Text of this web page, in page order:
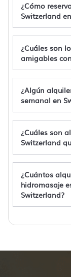
¿Cómo
Switzerland
¿Cuáles son
amigables
Great
Ackaert
esquiar
¿Algún
semanal en
¿Cuáles son
Switzerland
¿Cuántos
hidromasaje
Switzerland?